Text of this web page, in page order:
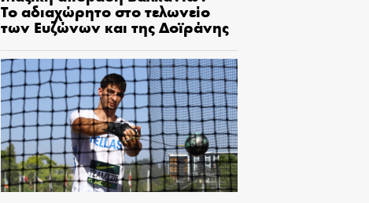
Το αδιαχώρητο στο τελωνείο
των Ευζώνων και της Δοϊράνης